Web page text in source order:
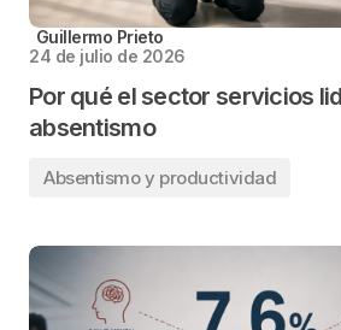
Guillermo Prieto
24 de julio de 2026
Por qué el sector servicios
absentismo
Absentismo y productividad